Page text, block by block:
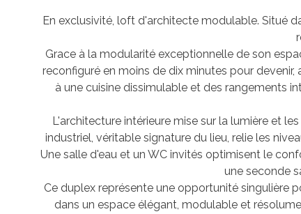
En exclusivité, loft d'architecte modulable. Situé
Grace à la modularité exceptionnelle de son
reconfiguré en moins de dix minutes pour
à une cuisine dissimulable et des rangements
L'architecture intérieure mise sur la lumière et
industriel, véritable signature du lieu, relie les
Une salle d'eau et un WC invités optimisent le
une seconde
Ce duplex représente une opportunité singulière
dans un espace élégant, modulable et